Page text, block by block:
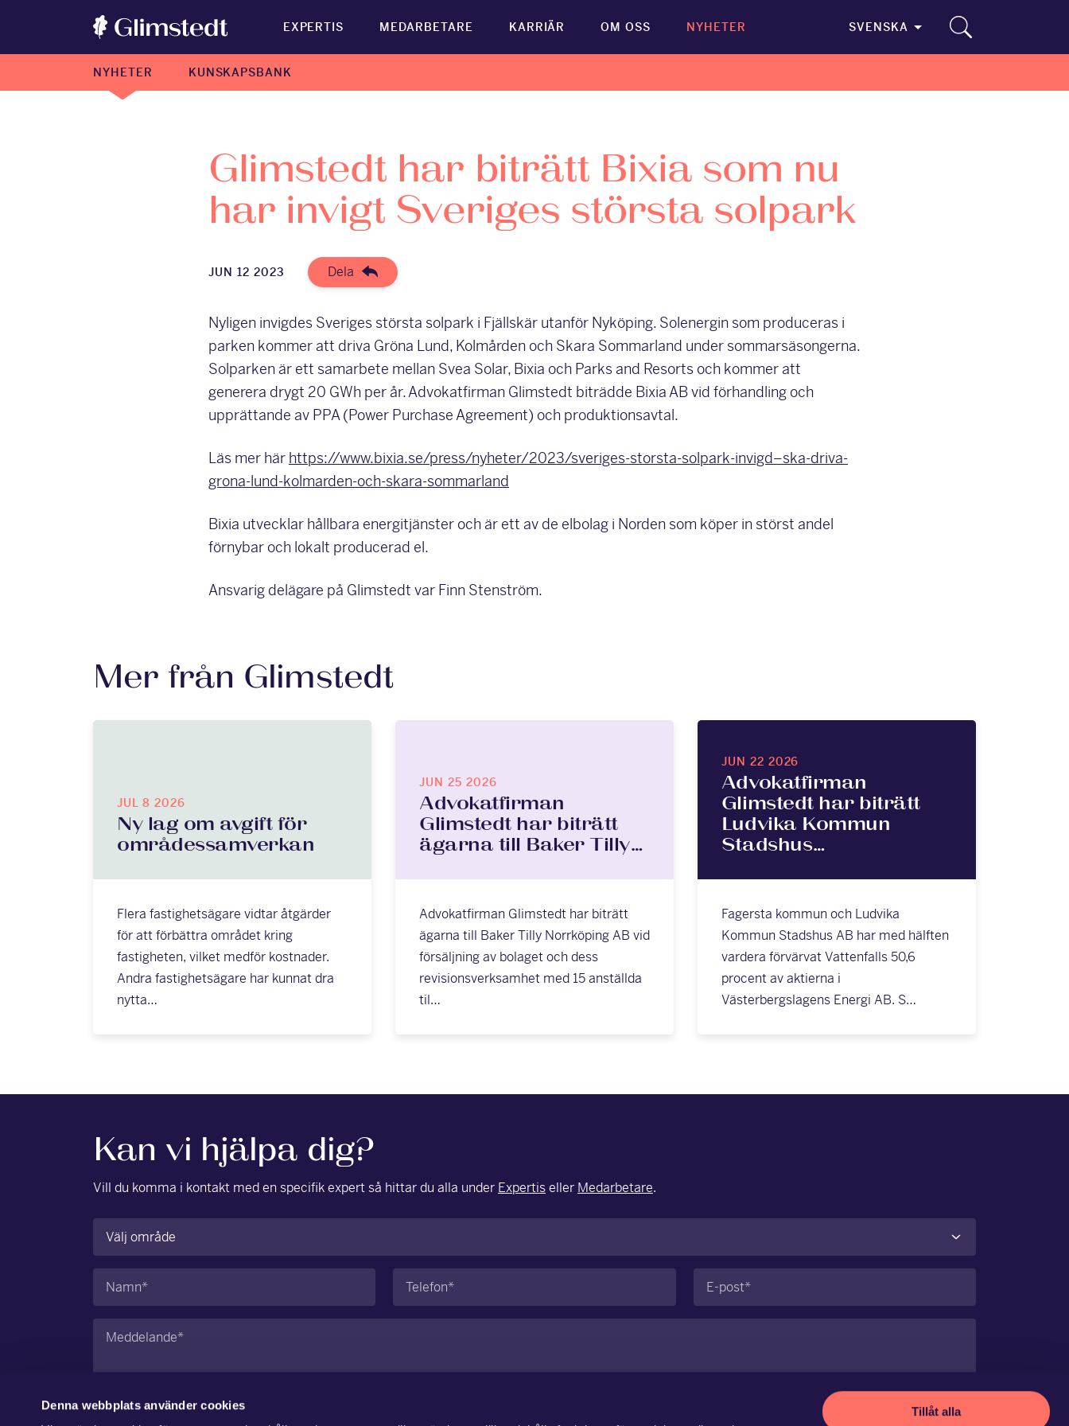
Denna webbplats använder cookies
Tillåt alla
EXPERTIS MEDARBETARE KARRIÄR OM OSS NYHETER
NYHETER KUNSKAPSBANK
SVENSKA
Glimstedt har biträtt Bixia som nu
har invigt Sveriges största solpark
JUN 12 2023 Dela
Nyligen invigdes Sveriges största solpark i Fjällskär utanför Nyköping. Solenergin som produceras i
parken kommer att driva Gröna Lund, Kolmården och Skara Sommarland under sommarsäsongerna.
Solparken är ett samarbete mellan Svea Solar, Bixia och Parks and Resorts och kommer att
generera drygt 20 GWh per år. Advokatfirman Glimstedt biträdde Bixia AB vid förhandling och
upprättande av PPA (Power Purchase Agreement) och produktionsavtal.
Läs mer här https://www.bixia.se/press/nyheter/2023/sveriges-storsta-solpark-invigd–ska-driva-
grona-lund-kolmarden-och-skara-sommarland
Bixia utvecklar hållbara energitjänster och är ett av de elbolag i Norden som köper in störst andel
förnybar och lokalt producerad el.
Ansvarig delägare på Glimstedt var Finn Stenström.
Mer från Glimstedt
JUL 8 2026
Ny lag om avgift för
områdessamverkan
Flera fastighetsägare vidtar åtgärder
för att förbättra området kring
fastigheten, vilket medför kostnader.
Andra fastighetsägare har kunnat dra
nytta…
JUN 25 2026
Advokatfirman
Glimstedt har biträtt
ägarna till Baker Tilly…
Advokatfirman Glimstedt har biträtt
ägarna till Baker Tilly Norrköping AB vid
försäljning av bolaget och dess
revisionsverksamhet med 15 anställda
til…
JUN 22 2026
Advokatfirman
Glimstedt har biträtt
Ludvika Kommun
Stadshus…
Fagersta kommun och Ludvika
Kommun Stadshus AB har med hälften
vardera förvärvat Vattenfalls 50,6
procent av aktierna i
Västerbergslagens Energi AB. S…
Kan vi hjälpa dig?
Vill du komma i kontakt med en specifik expert så hittar du alla under Expertiseller Medarbetare.
Område (Obligatoriskt)
Namn (Obligatoriskt) Telefon (Obligatoriskt)
Meddelande (Obligatoriskt)